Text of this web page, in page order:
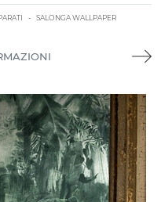
- SALONGA WALLPAPER